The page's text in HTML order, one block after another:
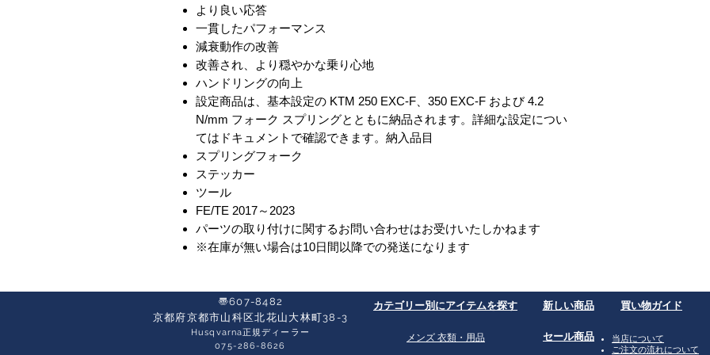
より良い応答
一貫したパフォーマンス
減衰動作の改善
改善され、より穏やかな乗り心地
ハンドリングの向上
設定商品は、基本設定の KTM 250 EXC-F、350 EXC-F および 4.2
N/mm フォーク スプリングとともに納品されます。詳細な設定につい
てはドキュメントで確認できます。納入品目
スプリングフォーク
ステッカー
ツール
FE/TE 2017～2023
パーツの取り付けに関するお問い合わせはお受けいたしかねます
※在庫が無い場合は10日間以降での発送になります
〠607-8482
京都府京都市山科区北花山大林町38-3​
Husqvarna正規ディーラー
​075-286-8626
​カテゴリー別にアイテムを探す ​新しい商品
​メンズ 衣類・用品 ​セール商品
買い物ガイド
​当店について
ご注文の流れについて